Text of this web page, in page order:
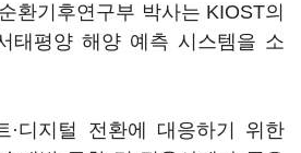
환기후연구부 박사는 KIOST의
태평양 해양 예측 시스템을 소
·디지털 전환에 대응하기 위한